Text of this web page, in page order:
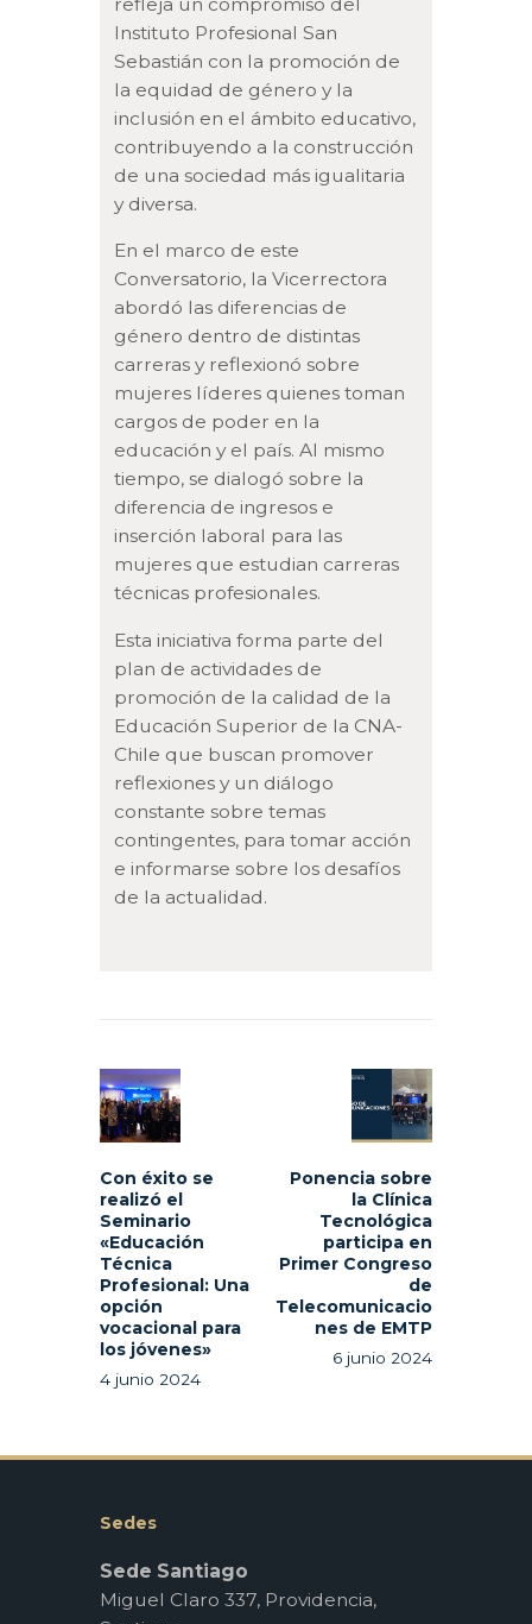
Instituto Profesional San
Sebastián con la promoción de
la equidad de género y la
inclusión en el ámbito educativo,
contribuyendo a la construcción
de una sociedad más igualitaria
y diversa.
En el marco de este
Conversatorio, la Vicerrectora
abordó las diferencias de
género dentro de distintas
carreras y reflexionó sobre
mujeres líderes quienes toman
cargos de poder en la
educación y el país. Al mismo
tiempo, se dialogó sobre la
diferencia de ingresos e
inserción laboral para las
mujeres que estudian carreras
técnicas profesionales.
Esta iniciativa forma parte del
plan de actividades de
promoción de la calidad de la
Educación Superior de la CNA-
Chile que buscan promover
reflexiones y un diálogo
constante sobre temas
contingentes, para tomar acción
e informarse sobre los desafíos
de la actualidad.
de
entradas
Previous
post:
Con éxito se
realizó el
Seminario
«Educación
Técnica
Profesional: Una
opción
vocacional para
los jóvenes»
4 junio 2024
Ponencia sobre
la Clínica
Tecnológica
participa en
Primer Congreso
de
Telecomunicacio
nes de EMTP
6 junio 2024
Sedes
Sede Santiago
Miguel Claro 337, Providencia,